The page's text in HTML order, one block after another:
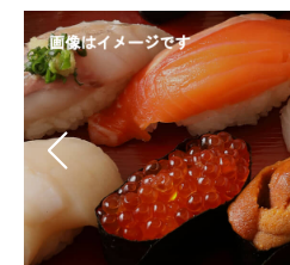
メディア
注目記事を集めた総合ページ
ITの今と未来を見通す
スマホと通信の最新トレンド
進化するPCとデバイスの未来